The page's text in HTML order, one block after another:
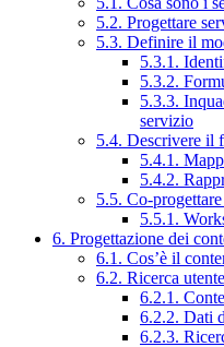
5.2. Progettare
5.3. Definire il
5.3.1.
5.3.2.
5.3.3.
servizio
5.4. Descrivere il
5.4.1.
5.4.2.
5.5. Co-
5.5.1.
6. Progettazione dei
6.1. Cos’è il
6.2. Ricerca
6.2.1.
6.2.2. Dati
6.2.3.